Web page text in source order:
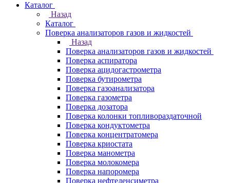
Каталог
Назад
Каталог
Поверка анализаторов газов и жидкостей
Назад
Поверка анализаторов газов и жидкостей
Поверка аспиратора
Поверка ацидогастрометра
Поверка бутирометра
Поверка газоанализатора
Поверка газометра
Поверка дозатора
Поверка колонки топливораздаточной
Поверка кондуктометра
Поверка концентратомера
Поверка криостата
Поверка манометра
Поверка молокомера
Поверка напоромера
Поверка нефтеденсиметра